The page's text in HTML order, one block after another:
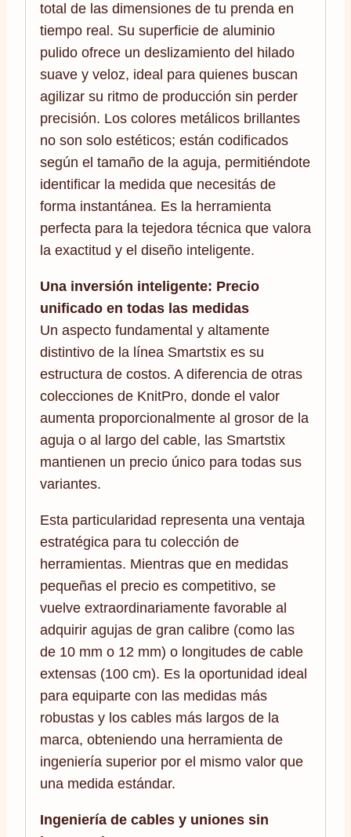
total de las dimensiones de tu prenda en
tiempo real. Su superficie de aluminio
pulido ofrece un deslizamiento del hilado
suave y veloz, ideal para quienes buscan
agilizar su ritmo de producción sin perder
precisión. Los colores metálicos brillantes
no son solo estéticos; están codificados
según el tamaño de la aguja, permitiéndote
identificar la medida que necesitás de
forma instantánea. Es la herramienta
perfecta para la tejedora técnica que valora
la exactitud y el diseño inteligente.
Una inversión inteligente: Precio
unificado en todas las medidas
Un aspecto fundamental y altamente
distintivo de la línea Smartstix es su
estructura de costos. A diferencia de otras
colecciones de KnitPro, donde el valor
aumenta proporcionalmente al grosor de la
aguja o al largo del cable, las Smartstix
mantienen un precio único para todas sus
variantes.
Esta particularidad representa una ventaja
estratégica para tu colección de
herramientas. Mientras que en medidas
pequeñas el precio es competitivo, se
vuelve extraordinariamente favorable al
adquirir agujas de gran calibre (como las
de 10 mm o 12 mm) o longitudes de cable
extensas (100 cm). Es la oportunidad ideal
para equiparte con las medidas más
robustas y los cables más largos de la
marca, obteniendo una herramienta de
ingeniería superior por el mismo valor que
una medida estándar.
Ingeniería de cables y uniones sin